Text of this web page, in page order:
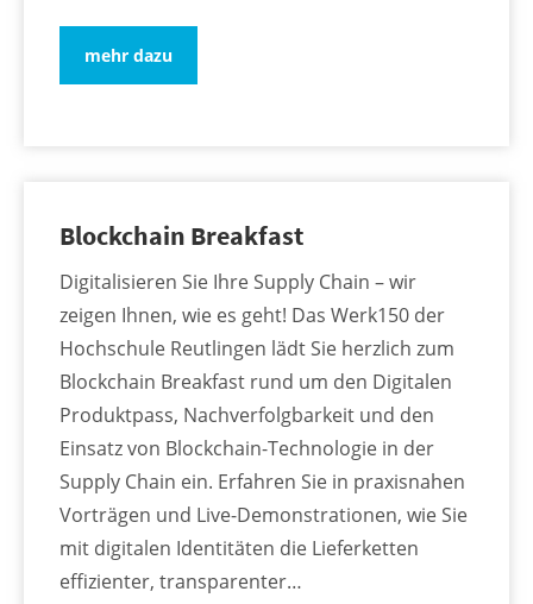
mehr dazu
Blockchain Breakfast
Digitalisieren Sie Ihre Supply Chain – wir
zeigen Ihnen, wie es geht! Das Werk150 der
Hochschule Reutlingen lädt Sie herzlich zum
Blockchain Breakfast rund um den Digitalen
Produktpass, Nachverfolgbarkeit und den
Einsatz von Blockchain-Technologie in der
Supply Chain ein. Erfahren Sie in praxisnahen
Vorträgen und Live-Demonstrationen, wie Sie
mit digitalen Identitäten die Lieferketten
effizienter, transparenter…